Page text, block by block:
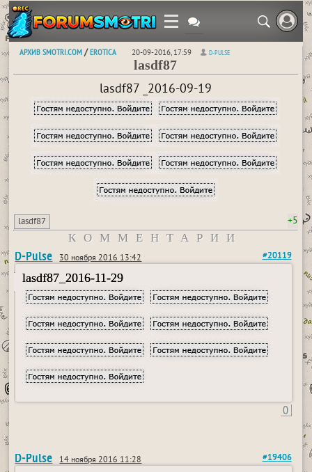
АРХИВ SMOTRI.COM /EROTICA 20-09-2016, 17:59 D-PULSE
lasdf87
lasdf87 _2016-09-19
lasdf87 +5
КОММЕНТАРИИ
D-Pulse 30 ноября 2016 13:42 #20119
lasdf87_2016-11-29
0
D-Pulse 14 ноября 2016 11:28 #19406